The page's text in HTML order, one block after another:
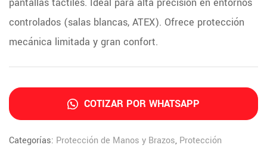
controlados (salas blancas, ATEX). Ofrece protección
mecánica limitada y gran confort.
COTIZAR POR WHATSAPP
Categorías: Protección de Manos y Brazos, Protección